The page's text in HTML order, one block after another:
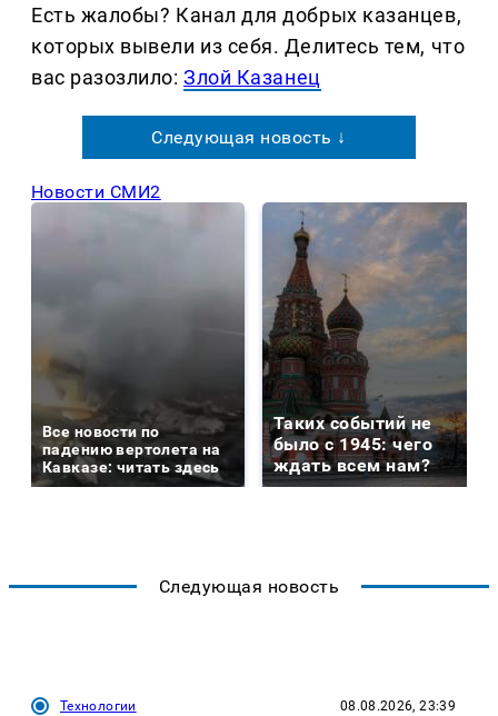
Есть жалобы? Канал для добрых казанцев,
которых вывели из себя. Делитеcь тем, что
вас разозлило:Злой Казанец
Следующая новость ↓
Новости СМИ2
Все новости по
падению вертолета на
Кавказе: читать здесь
Таких событий не
было с 1945: чего
ждать всем нам?
Следующая новость
Технологии 08.08.2026, 23:39